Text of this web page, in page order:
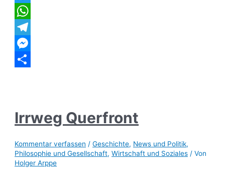
Twitter
WhatsApp
Telegram
Messenger
Irrweg Querfront
Kommentar verfassen /Geschichte, News und Politik,
Philosophie und Gesellschaft,Wirtschaft und Soziales / Von
Holger Arppe